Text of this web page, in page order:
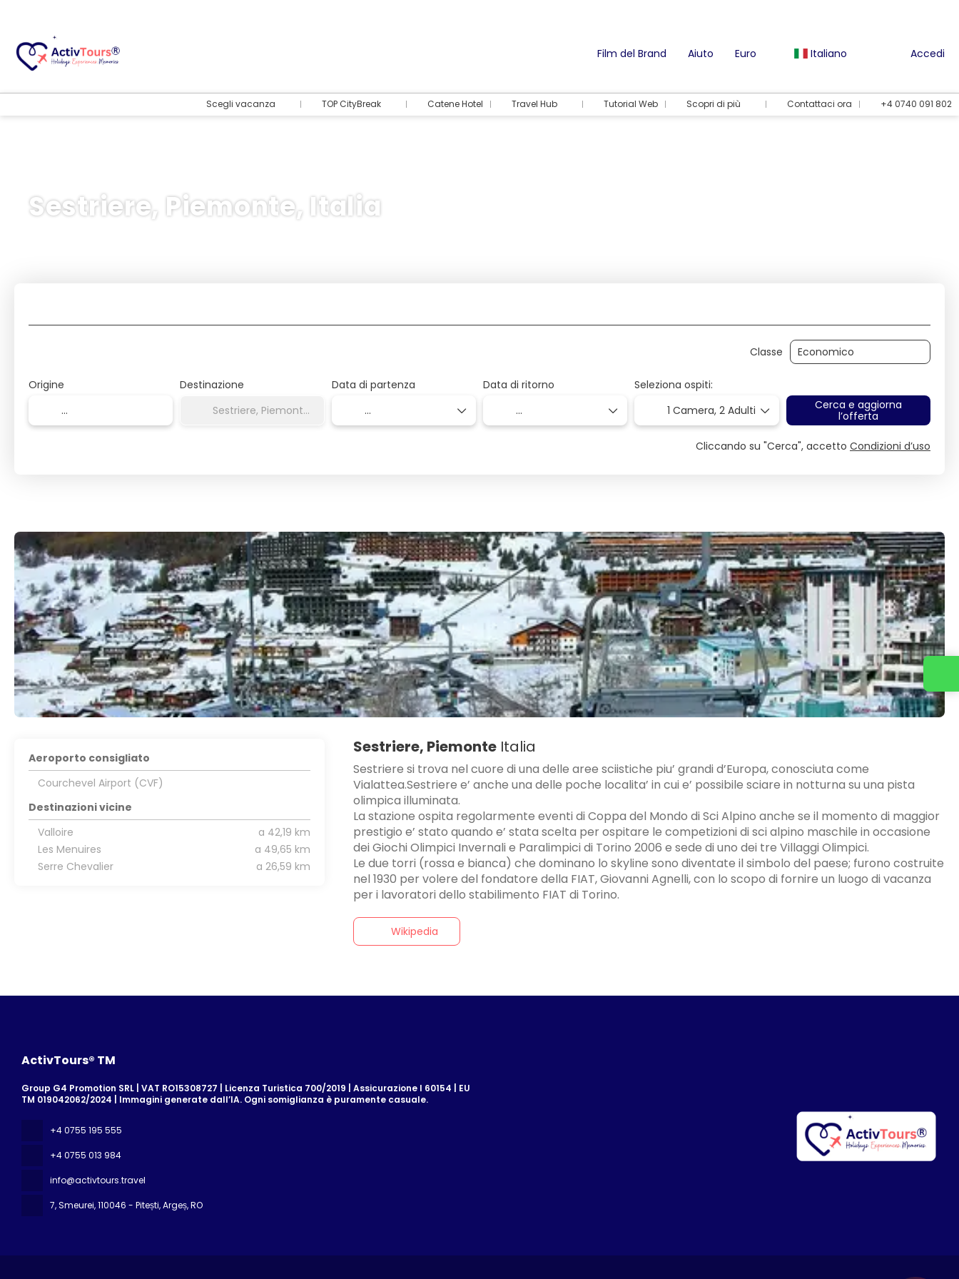
Film del Brand Aiuto Euro Italiano Accedi
Scegli vacanza TOP CityBreak Catene Hotel Travel Hub Tutorial Web Scopri di più Contattaci ora +4 0740 091 802
Sestriere, Piemonte, Italia
Classe
Origine Destinazione Data di partenza Data di ritorno
Seleziona ospiti:
1 Camera,2 Adulti
Cerca e aggiorna
l’offerta
Cliccando su "Cerca", accetto Condizioni d’uso
Sestriere, PiemonteItalia
Sestriere si trova nel cuore di una delle aree sciistiche piu’ grandi d’Europa, conosciuta come
Vialattea.Sestriere e’ anche una delle poche localita’ in cui e’ possibile sciare in notturna su una pista
olimpica illuminata.
La stazione ospita regolarmente eventi di Coppa del Mondo di Sci Alpino anche se il momento di maggior
prestigio e’ stato quando e’ stata scelta per ospitare le competizioni di sci alpino maschile in occasione
dei Giochi Olimpici Invernali e Paralimpici di Torino 2006 e sede di uno dei tre Villaggi Olimpici.
Le due torri (rossa e bianca) che dominano lo skyline sono diventate il simbolo del paese; furono costruite
nel 1930 per volere del fondatore della FIAT, Giovanni Agnelli, con lo scopo di fornire un luogo di vacanza
per i lavoratori dello stabilimento FIAT di Torino.
Wikipedia
Aeroporto consigliato
Courchevel Airport (CVF)
Destinazioni vicine
Valloire
a 42,19 km
Les Menuires
a 49,65 km
Serre Chevalier
a 26,59 km
ActivTours® TM
Group G4 Promotion SRL | VAT RO15308727 | Licenza Turistica 700/2019 | Assicurazione I 60154 | EU
TM 019042062/2024 | Immagini generate dall’IA. Ogni somiglianza è puramente casuale.
+4 0755 195 555
+4 0755 013 984
info@activtours.travel
7, Smeurei, 110046 - Pitești, Argeș, RO